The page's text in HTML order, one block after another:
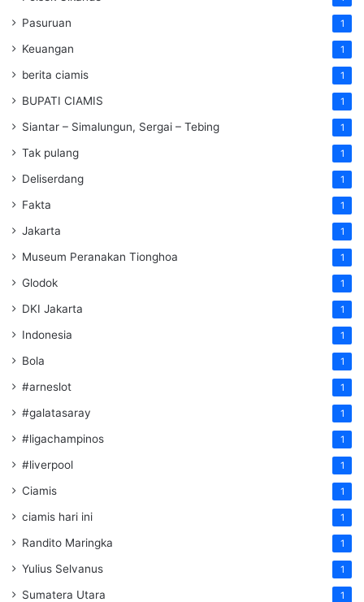
Pasuruan 1
Keuangan 1
berita ciamis 1
BUPATI CIAMIS 1
Siantar – Simalungun, Sergai – Tebing 1
Tak pulang 1
Deliserdang 1
Fakta 1
Jakarta 1
Museum Peranakan Tionghoa 1
Glodok 1
DKI Jakarta 1
Indonesia 1
Bola 1
#arneslot 1
#galatasaray 1
#ligachampinos 1
#liverpool 1
Ciamis 1
ciamis hari ini 1
Randito Maringka 1
Yulius Selvanus 1
Sumatera Utara 1